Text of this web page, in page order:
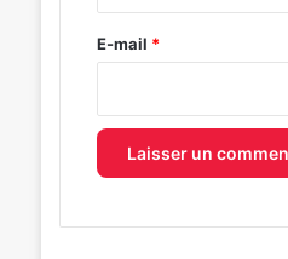
e
E-mail *